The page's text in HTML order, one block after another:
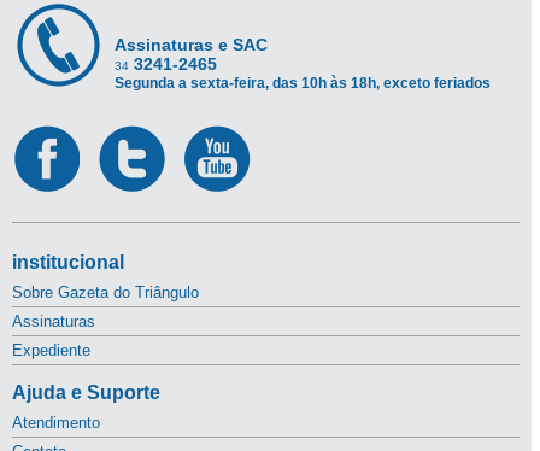
Assinaturas e SAC
34 3241-2465
Segunda a sexta-feira, das 10h às 18h, exceto feriados
institucional
Sobre Gazeta do Triângulo
Assinaturas
Expediente
Ajuda e Suporte
Atendimento